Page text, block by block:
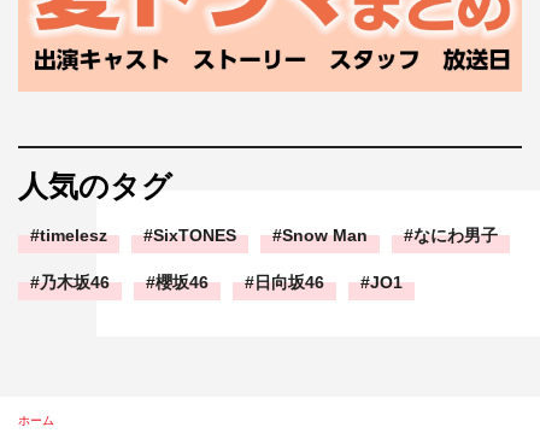
人気のタグ
timelesz SixTONES Snow Man なにわ男子
乃木坂46 櫻坂46 日向坂46 JO1
ホーム